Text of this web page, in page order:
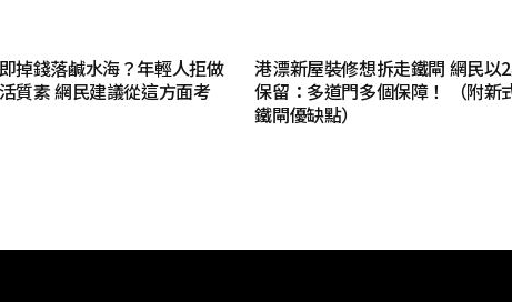
掉錢落鹹水海？年輕人拒做
質素 網民建議從這方面考
港漂新屋裝修想拆走鐵閘 網民以
保留：多道門多個保障！ （附新
鐵閘優缺點）